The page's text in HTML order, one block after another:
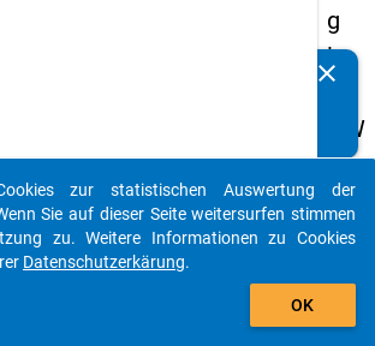
g
im
HW
-
Stu
die
clear
auto_stories
add_shopping_cart
zur statistischen Auswertung der
Sie auf dieser Seite weitersurfen stimmen
zu. Weitere Informationen zu Cookies
Datenschutzerkärung.
OK